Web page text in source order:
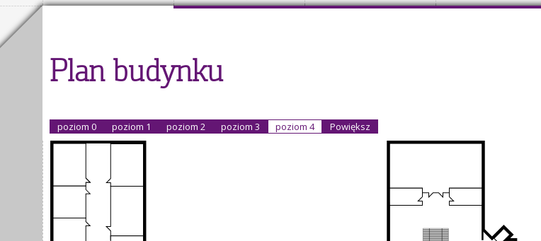
Plan budynku
poziom 0 poziom 1 poziom 2 poziom 3 poziom 4 Powiększ